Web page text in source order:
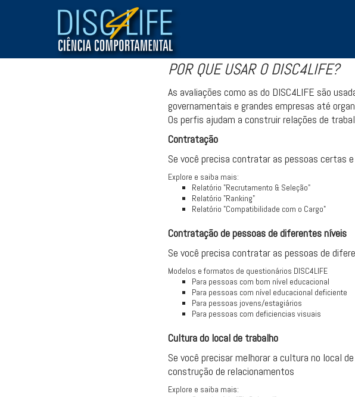
POR QUE USAR O DISC4LIFE?
As avaliações como as do DISC4LIFE são
governamentais e grandes empresas até
Os perfis ajudam a construir relações de
Contratação
Se você precisa contratar as pessoas certas
Explore e saiba mais:
Relatório "Recrutamento & Seleção"
Relatório "Ranking"
Relatório "Compatibilidade com o Cargo"
Contratação de pessoas de diferentes níveis
Se você precisa contratar as pessoas de
Modelos e formatos de questionários DISC4LIFE
Para pessoas com bom nível educacional
Para pessoas com nível educacional deficiente
Para pessoas jovens/estagiários
Para pessoas com deficiencias visuais
Cultura do local de trabalho
Se você precisar melhorar a cultura no local
construção de relacionamentos
Explore e saiba mais: